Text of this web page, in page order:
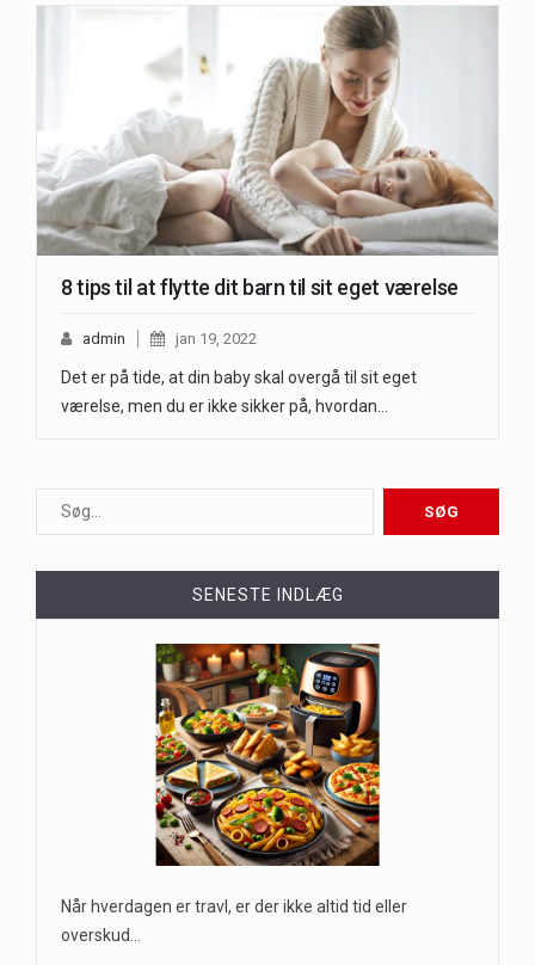
8 tips til at flytte dit barn til sit eget værelse
admin jan 19, 2022
Det er på tide, at din baby skal overgå til sit eget
værelse, men du er ikke sikker på, hvordan…
SENESTE INDLÆG
Når hverdagen er travl, er der ikke altid tid eller
overskud…